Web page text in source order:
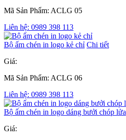
Mã Sản Phẩm: ACLG 05
Liên hệ: 0989 398 113
Bộ ấm chén in logo kẻ chỉ Chi tiết
Giá:
Mã Sản Phẩm: ACLG 06
Liên hệ: 0989 398 113
Bộ ấm chén in logo dáng bưởi chóp lửa
Giá: